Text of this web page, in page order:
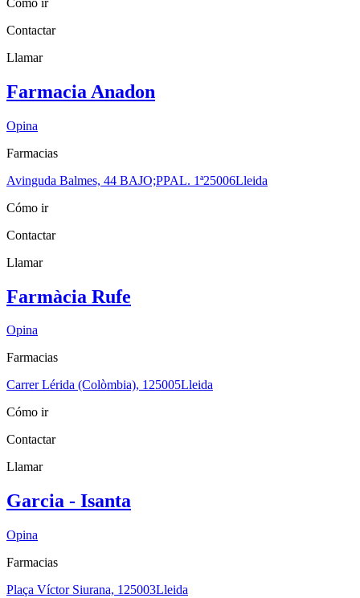
Contactar
Llamar
Farmacia Anadon
Opina
Farmacias
Avinguda Balmes, 44 BAJO;PPAL. 1ª25006Lleida
Cómo ir
Contactar
Llamar
Farmàcia Rufe
Opina
Farmacias
Carrer Lérida (Colòmbia), 125005Lleida
Cómo ir
Contactar
Llamar
Garcia - Isanta
Opina
Farmacias
Plaça Víctor Siurana, 1 25003Lleida